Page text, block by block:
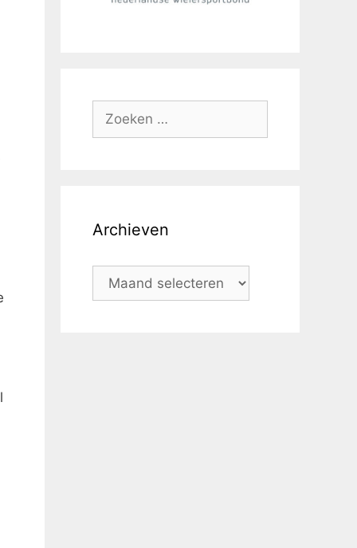
Archieven